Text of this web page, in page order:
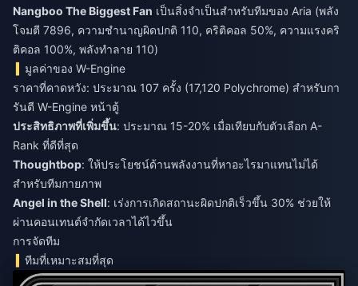
Nangboo The Biggest Fan เป็นสิ่งจำเป็นสำหรับทีมของ Aria (พลัง
โจมตี 7896, ความชำนาญผิดปกติ 110, คริติคอล 50%, ความแรงคริ
ติคอล 100%, พลังทำลาย 110)
มูลค่าของ W-Engine
ราคาที่คาดหวัง: ประมาณ 107 ครั้ง (17,120 Polychrome) สำหรับกา
รันตี W-Engine หน้าตู้
ประสิทธิภาพที่เพิ่มขึ้น: ประมาณ 15-20% เมื่อเทียบกับตัวเลือก A-
Rank ที่ดีที่สุด
Thoughtbop: ให้ประโยชน์ด้านพลังงานที่หาอะไรมาแทนไม่ได้
สำหรับทีมกายภาพ
Angel in the Shell: เร่งการเกิดสถานะผิดปกติเร็วขึ้น 30% ช่วยให้
ผ่านคอนเทนต์จำกัดเวลาได้ไวขึ้น
การจัดทีม
ทีมที่เหมาะสมที่สุด